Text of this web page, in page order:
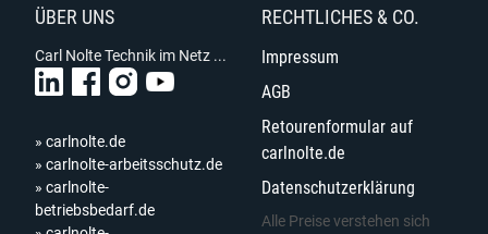
ÜBER UNS
Carl Nolte Technik im Netz ...
» carlnolte.de
» carlnolte-arbeitsschutz.de
» carlnolte-
betriebsbedarf.de
RECHTLICHES & CO.
Impressum
AGB
Retourenformular auf
carlnolte.de
Datenschutzerklärung
Alle Preise verstehen sich